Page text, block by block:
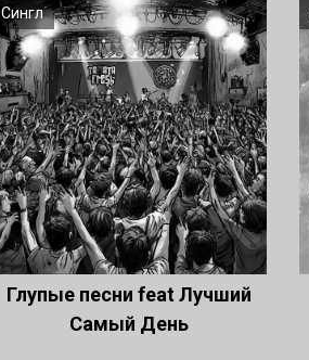
Сингл
Глупые песни feat Лучший
Самый День